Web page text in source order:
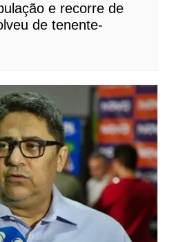
e recorre de
de tenente-